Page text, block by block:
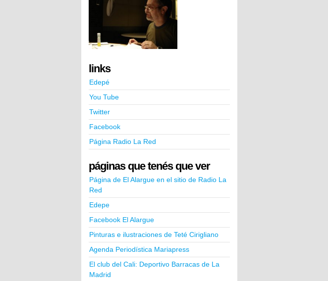
links
Edepé
You Tube
Twitter
Facebook
Página Radio La Red
páginas que tenés que ver
Página de El Alargue en el sitio de Radio La
Red
Edepe
Facebook El Alargue
Pinturas e ilustraciones de Teté Cirigliano
Agenda Periodística Mariapress
El club del Cali: Deportivo Barracas de La
Madrid